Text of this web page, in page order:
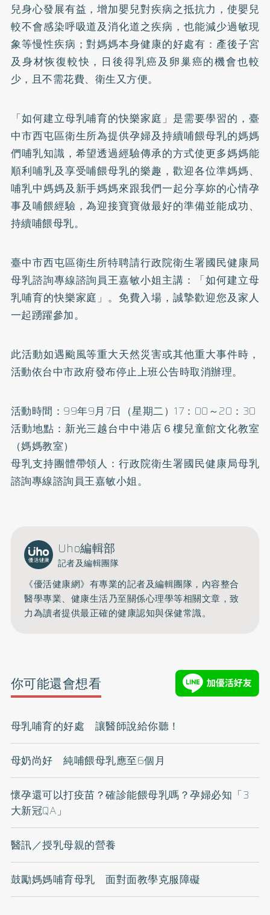
兒身心發展有益，增加嬰兒對疾病之抵抗力，使嬰兒
較不會感染呼吸道及消化道之疾病，也能減少過敏現
象等慢性疾病；對媽媽本身健康的好處有：產後子宮
及身材恢復較快，日後得乳癌及卵巢癌的機會也較
少，且不需花費、衛生又方便。
「如何建立母乳哺育的快樂家庭」是需要學習的，臺
中市西屯區衛生所為提供孕婦及持續哺餵母乳的媽媽
們哺乳知識，希望透過經驗傳承的方式使更多媽媽能
順利哺乳及享受哺餵母乳的樂趣，歡迎各位準媽媽、
哺乳中媽媽及新手媽媽來跟我們一起分享妳的心情孕
事及哺餵經驗，為迎接寶寶做最好的準備並能成功、
持續哺餵母乳。
臺中市西屯區衛生所特聘請行政院衛生署國民健康局
母乳諮詢專線諮詢員王嘉敏小姐主講：「如何建立母
乳哺育的快樂家庭」。免費入場，誠摯歡迎您及家人
一起踴躍參加。
此活動如遇颱風等重大天然災害或其他重大事件時，
活動依台中市政府發布停止上班公告時取消辦理。
活動時間：99年9月7日（星期二）17：00～20：30
活動地點：新光三越台中中港店６樓兒童館文化教室
（媽媽教室）
母乳支持團體帶領人：行政院衛生署國民健康局母乳
諮詢專線諮詢員王嘉敏小姐。
Uho編輯部
記者及編輯團隊
《優活健康網》有專業的記者及編輯團隊，內容整合
醫學專業、健康生活乃至關係心理學等相關文章，致
力為讀者提供最正確的健康認知與保健常識。
你可能還會想看
母乳哺育的好處 讓醫師說給你聽！
母奶尚好 純哺餵母乳應至6個月
懷孕還可以打疫苗？確診能餵母乳嗎？孕婦必知「3
大新冠QA」
醫訊／授乳母親的營養
鼓勵媽媽哺育母乳 面對面教學克服障礙